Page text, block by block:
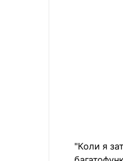
"Коли я